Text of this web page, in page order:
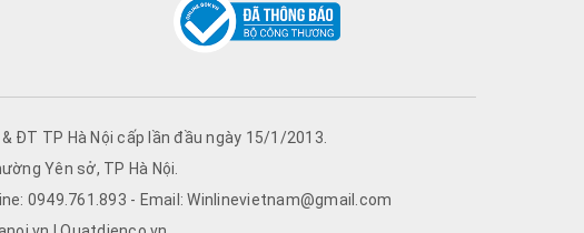
ĐT TP Hà Nội cấp lần đầu ngày 15/1/2013.
Yên sở, TP Hà Nội.
0949.761.893 - Email: Winlinevietnam@gmail.com